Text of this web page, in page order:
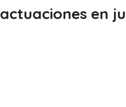
actuaciones en